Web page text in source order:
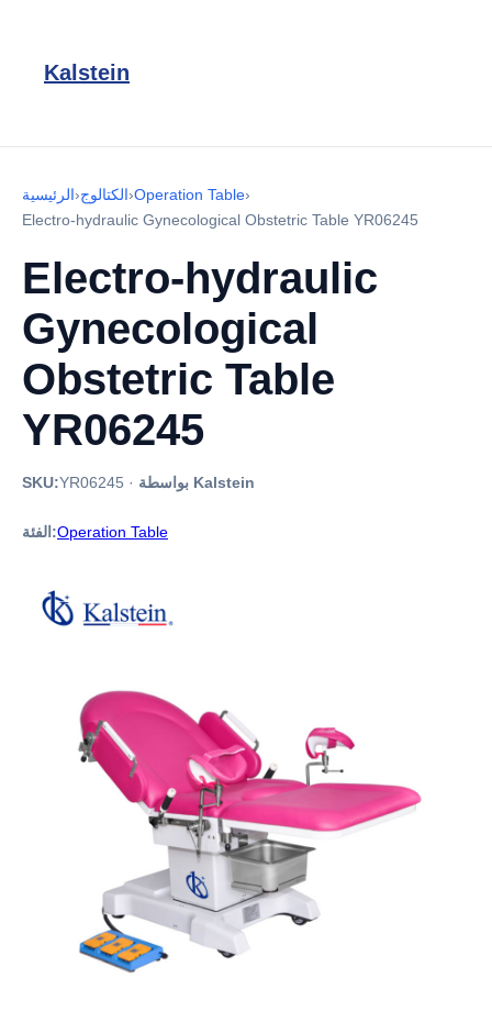
Kalstein
الرئيسية›الكتالوج›Operation Table›
Electro-hydraulic Gynecological Obstetric Table YR06245
Electro-hydraulic
Gynecological
Obstetric Table
YR06245
SKU:YR06245 · بواسطة Kalstein
الفئة:Operation Table